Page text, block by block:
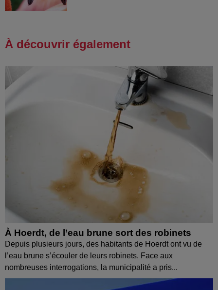
À découvrir également
À Hoerdt, de l’eau brune sort des robinets
Depuis plusieurs jours, des habitants de Hoerdt ont vu de
l’eau brune s’écouler de leurs robinets. Face aux
nombreuses interrogations, la municipalité a pris...